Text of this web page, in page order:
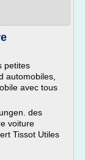
petites
automobiles,
avec tous
des
voiture
Tissot Utiles